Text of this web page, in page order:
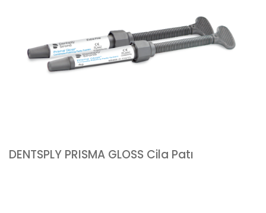
DENTSPLY PRISMA GLOSS Cila Patı